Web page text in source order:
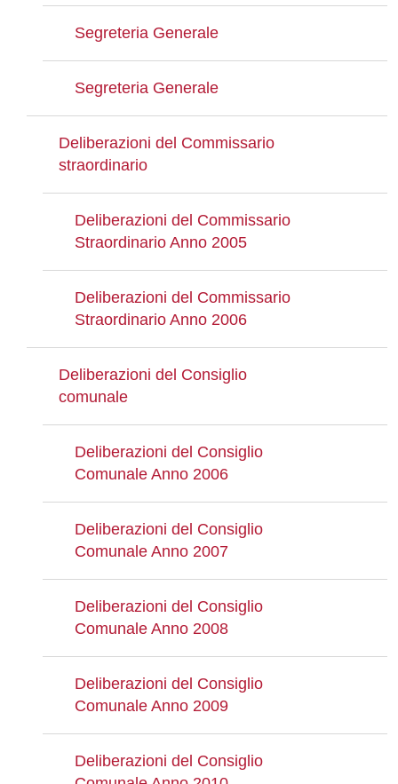
Segreteria Generale
Segreteria Generale
Deliberazioni del Commissario
straordinario
Deliberazioni del Commissario
Straordinario Anno 2005
Deliberazioni del Commissario
Straordinario Anno 2006
Deliberazioni del Consiglio
comunale
Deliberazioni del Consiglio
Comunale Anno 2006
Deliberazioni del Consiglio
Comunale Anno 2007
Deliberazioni del Consiglio
Comunale Anno 2008
Deliberazioni del Consiglio
Comunale Anno 2009
Deliberazioni del Consiglio